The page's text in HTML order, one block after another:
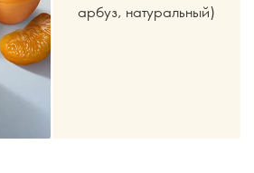
арбуз, натуральный)